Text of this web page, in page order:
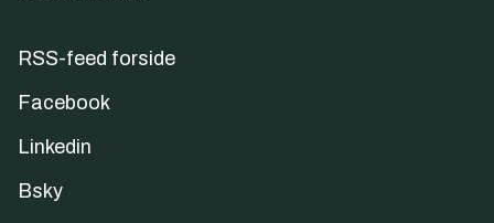
RSS-feed forside
Facebook
Linkedin
Bsky